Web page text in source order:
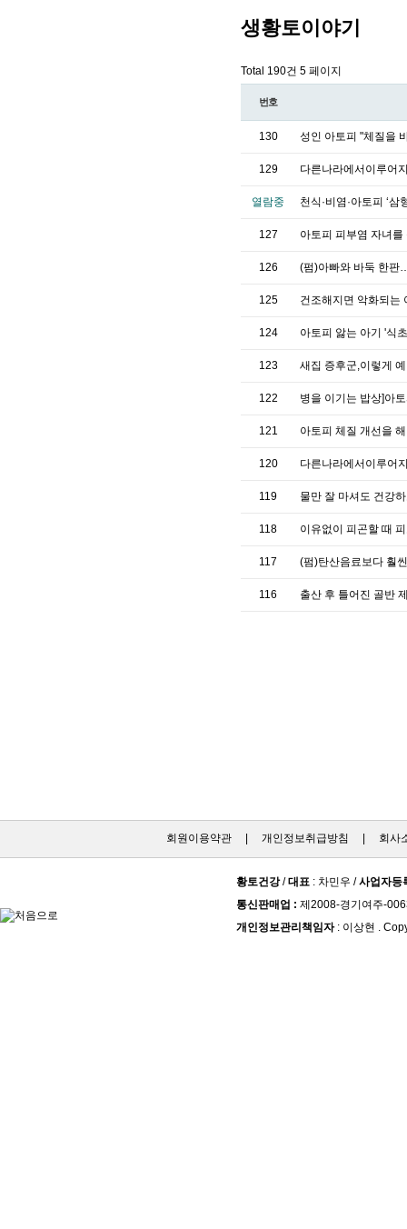
생황토이야기
Total 190건 5 페이지
번호
130 성인 아토피 "체질을
129 다른나라에서이루어
열람중 천식·비염·아토피 ‘
127 아토피 피부염 자녀
126 (펌)아빠와 바둑 한판
125 건조해지면 악화되
124 아토피 앓는 아기 '식
123 새집 증후군,이렇게
122 병을 이기는 밥상]아
121 아토피 체질 개선을
120 다른나라에서이루어
119 물만 잘 마셔도 건강
118 이유없이 피곤할 때
117 (펌)탄산음료보다 훨
116 출산 후 틀어진 골반
회원이용약관| 개인정보취급방침 회사
황토건강/대표 : 차민우 /사업자등
통신판매업 : 제2008-경기여주-
개인정보관리책임자: 이상현 .